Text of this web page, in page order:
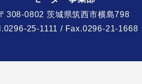
308-0802 茨城県筑西市横島798
0296-25-1111 / Fax.0296-21-1668